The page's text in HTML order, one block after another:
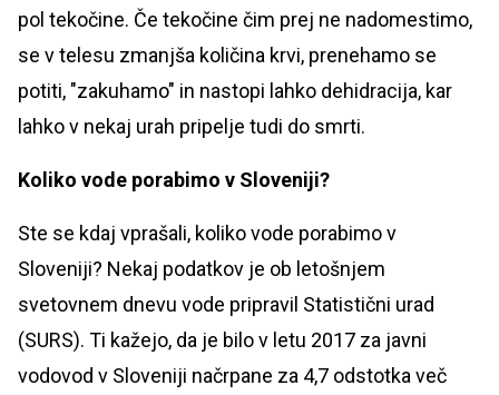
pol tekočine. Če tekočine čim prej ne nadomestimo,
se v telesu zmanjša količina krvi, prenehamo se
potiti, "zakuhamo" in nastopi lahko dehidracija, kar
lahko v nekaj urah pripelje tudi do smrti.
Koliko vode porabimo v Sloveniji?
Ste se kdaj vprašali, koliko vode porabimo v
Sloveniji? Nekaj podatkov je ob letošnjem
svetovnem dnevu vode pripravil Statistični urad
(SURS). Ti kažejo, da je bilo v letu 2017 za javni
vodovod v Sloveniji načrpane za 4,7 odstotka več